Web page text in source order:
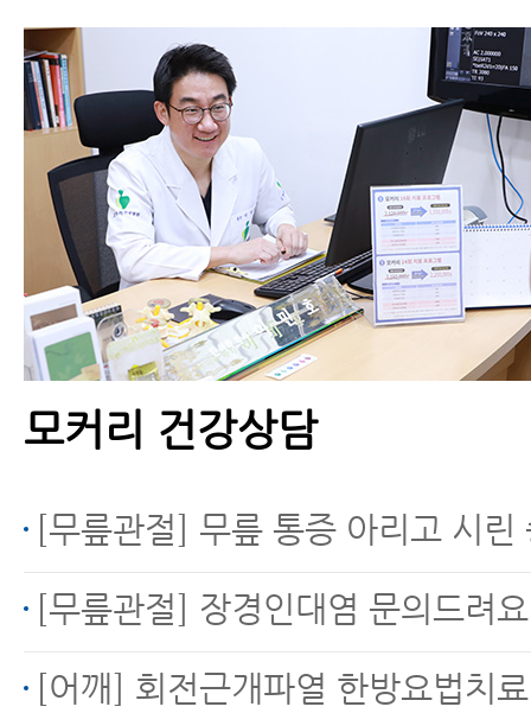
모커리 건강상담
[무릎관절] 무릎 통증 아리고 시린
[무릎관절] 장경인대염 문의드려
[어깨] 회전근개파열 한방요법치